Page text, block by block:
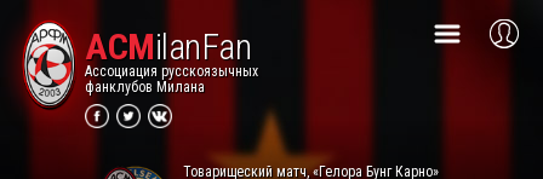
ACMilanFan
Ассоциация русскоязычных
фанклубов Милана
Товарищеский матч, «Гелора Бунг Карно»